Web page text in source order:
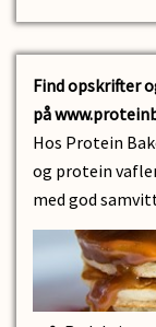
Find opskrifter
på
Hos Protein
og protein
med god